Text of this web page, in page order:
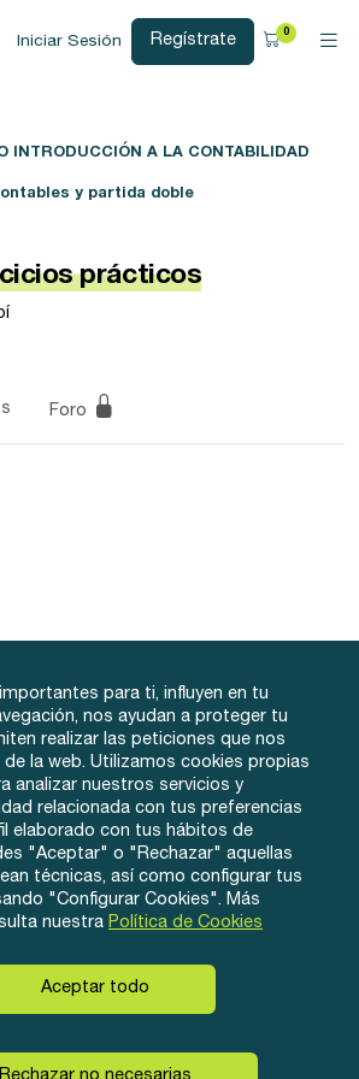
Iniciar Sesión Regístrate 0
INTRODUCCIÓN A LA CONTABILIDAD
y partida doble
prácticos
Foro
Testimonios
Contacto
Iniciar Sesión
Regístrate
Twitter Facebook
para ti, influyen en tu
nos ayudan a proteger tu
realizar las peticiones que nos
la web. Utilizamos cookies propias
analizar nuestros servicios y
relacionada con tus preferencias
elaborado con tus hábitos de
"Aceptar" o "Rechazar" aquellas
técnicas, así como configurar tus
"Configurar Cookies". Más
nuestra Política de Cookies
Aceptar todo